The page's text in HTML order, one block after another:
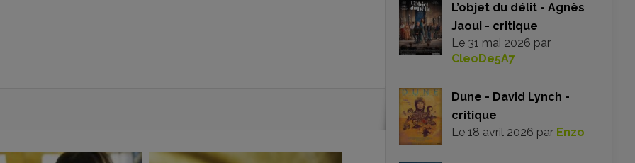
L’objet du délit - Agnès
Jaoui - critique
Le 31 mai 2026 par
CleoDe5A7
Dune - David Lynch -
critique
Le 18 avril 2026 par Enzo